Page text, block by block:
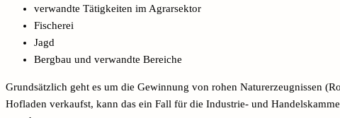
verwandte Tätigkeiten im Agrarsektor
Fischerei
Jagd
Bergbau und verwandte Bereiche
Grundsätzlich geht es um die Gewinnung von rohen Naturerzeugnissen
Hofladen verkaufst, kann das ein Fall für die Industrie- und